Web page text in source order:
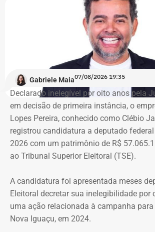
Integrante do Movimento de Luta nos
Favelas (MLB), dona Enita afirmou que o
ocupantes chegou ao atual prédio
“Nós já sofremos quatro despejos. O
ocupação é justamente dar ao imóvel
que atenda as necessidades básicas das
que eu entrei no MLB nunca faltou
mesmo é um teto, um lar para morar.
valer um direito constitucional que nunca
A Central de Movimentos Populares do
(CMPRJ) emitiu nota de apoio e
que as famílias lutam há anos pelo
organização e resistência.
Gabriele Maia07/08/2026 19:35
Declarado inelegível por oito anos pela
em decisão de primeira instância, o
Lopes Pereira, conhecido como Clébio
registrou candidatura a deputado
2026 com um patrimônio de R$
ao Tribunal Superior Eleitoral (TSE).
A candidatura foi apresentada meses
Eleitoral decretar sua inelegibilidade por
uma ação relacionada à campanha
Nova Iguaçu, em 2024.